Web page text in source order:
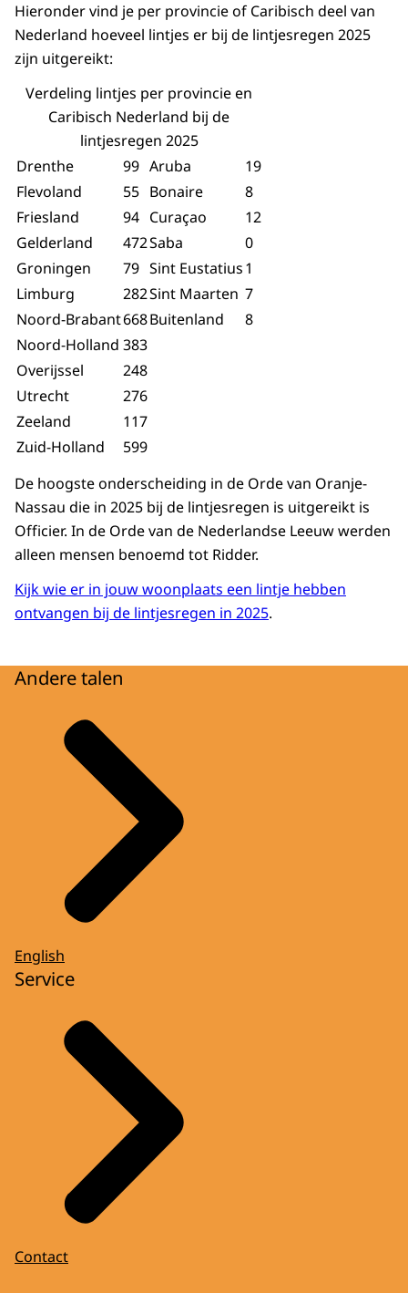
Hieronder vind je per provincie of Caribisch deel van
Nederland hoeveel lintjes er bij de lintjesregen 2025
zijn uitgereikt:
Verdeling lintjes per provincie en
Caribisch Nederland bij de
lintjesregen 2025
Drenthe
99 Aruba
19
Flevoland
55 Bonaire
8
Friesland
94 Curaçao
12
Gelderland
472Saba
0
Groningen
79 Sint Eustatius1
Limburg
282Sint Maarten 7
Noord-Brabant668Buitenland
8
Noord-Holland 383
Overijssel
248
Utrecht
276
Zeeland
117
Zuid-Holland
599
De hoogste onderscheiding in de Orde van Oranje-
Nassau die in 2025 bij de lintjesregen is uitgereikt is
Officier. In de Orde van de Nederlandse Leeuw werden
alleen mensen benoemd tot Ridder.
Kijk wie er in jouw woonplaats een lintje hebben
ontvangen bij de lintjesregen in 2025.
Andere talen
English
Service
Contact